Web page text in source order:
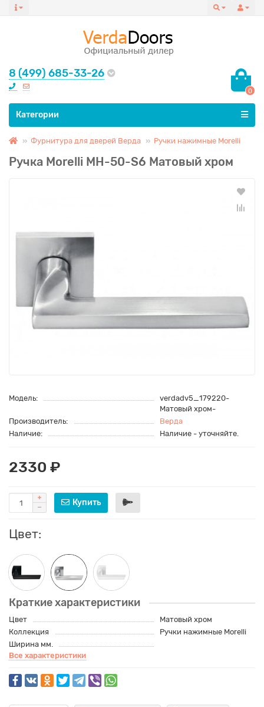
8 (499) 685-33-26
0
Все категории
Категории
Фурнитура для дверей Верда Ручки нажимные Morelli
Ручка Morelli MH-50-S6 Матовый хром
Модель:
verdadv5_179220-
Матовый хром-
Производитель:
Верда
Наличие:
Наличие - уточняйте.
2330 ₽
Купить
Цвет:
Краткие характеристики
Цвет
Матовый хром
Коллекция
Ручки нажимные Morelli
Ширина мм.
Все характеристики